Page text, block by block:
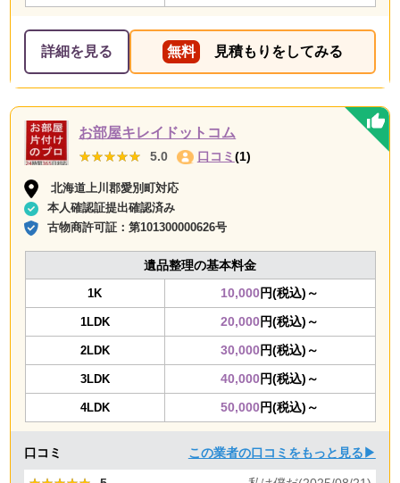
詳細を見る 無料 見積もりをしてみる
お部屋キレイドットコム
★★★★★
★★★★★ 5.0 口コミ (1)
北海道上川郡愛別町対応
本人確認証提出確認済み
古物商許可証：第101300000626号
遺品整理の基本料金
1K 10,000円(税込)～
1LDK 20,000円(税込)～
2LDK 30,000円(税込)～
3LDK 40,000円(税込)～
4LDK 50,000円(税込)～
口コミ この業者の口コミをもっと見る▶